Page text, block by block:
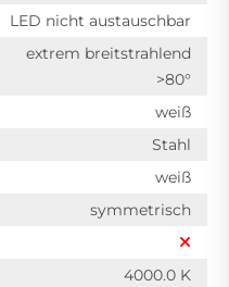
LED nicht austauschbar
extrem breitstrahlend
>80°
weiß
Stahl
weiß
symmetrisch
4000.0 K